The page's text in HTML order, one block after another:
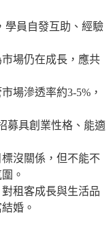
學員自發互助、經驗
市場仍在成長，應共
場滲透率約3-5%，
募具創業性格、能適
標沒關係，但不能不
。
租客成長與生活品
婚。